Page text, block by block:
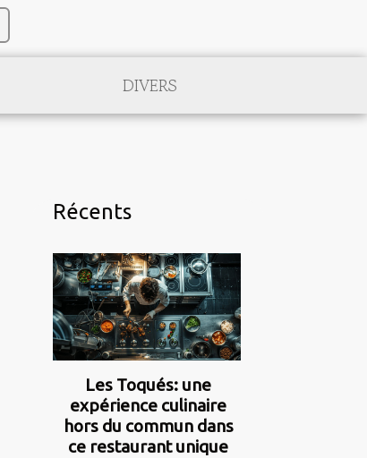
DIVERS
Récents
Les Toqués: une
expérience culinaire
hors du commun dans
ce restaurant unique